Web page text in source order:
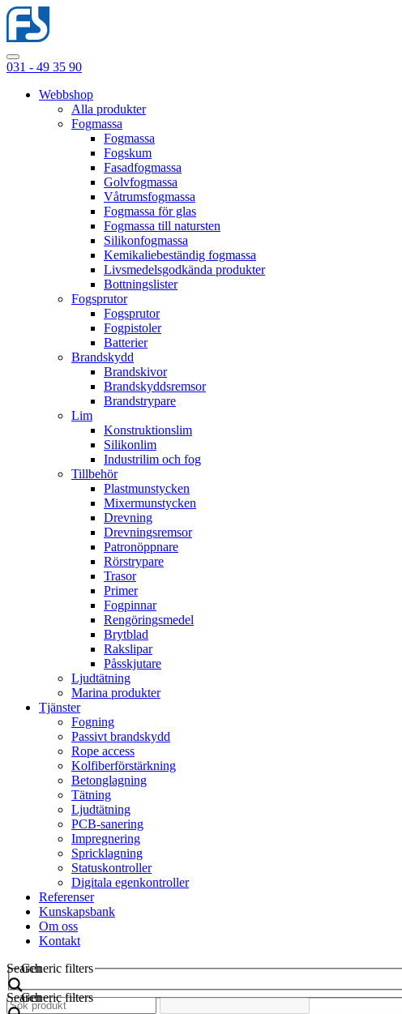
031 - 49 35 90
Webbshop
Alla produkter
Fogmassa
Fogmassa
Fogskum
Fasadfogmassa
Golvfogmassa
Våtrumsfogmassa
Fogmassa för glas
Fogmassa till natursten
Silikonfogmassa
Kemikaliebeständig fogmassa
Livsmedelsgodkända produkter
Bottningslister
Fogsprutor
Fogsprutor
Fogpistoler
Batterier
Brandskydd
Brandskivor
Brandskyddsremsor
Brandstrypare
Lim
Konstruktionslim
Silikonlim
Industrilim och fog
Tillbehör
Plastmunstycken
Mixermunstycken
Drevning
Drevningsremsor
Patronöppnare
Rörstrypare
Trasor
Primer
Fogpinnar
Rengöringsmedel
Brytblad
Rakslipar
Påsskjutare
Ljudtätning
Marina produkter
Tjänster
Fogning
Passivt brandskydd
Rope access
Kolfiberförstärkning
Betonglagning
Tätning
Ljudtätning
PCB-sanering
Impregnering
Spricklagning
Statuskontroller
Digitala egenkontroller
Referenser
Kunskapsbank
Om oss
Kontakt
Search
Generic filters
Search
Generic filters